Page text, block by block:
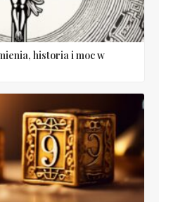
historia i moc w